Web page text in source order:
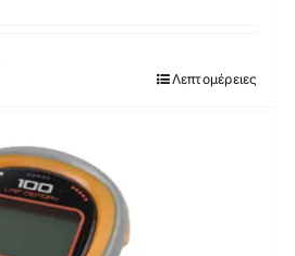
Λεπτομέρειες